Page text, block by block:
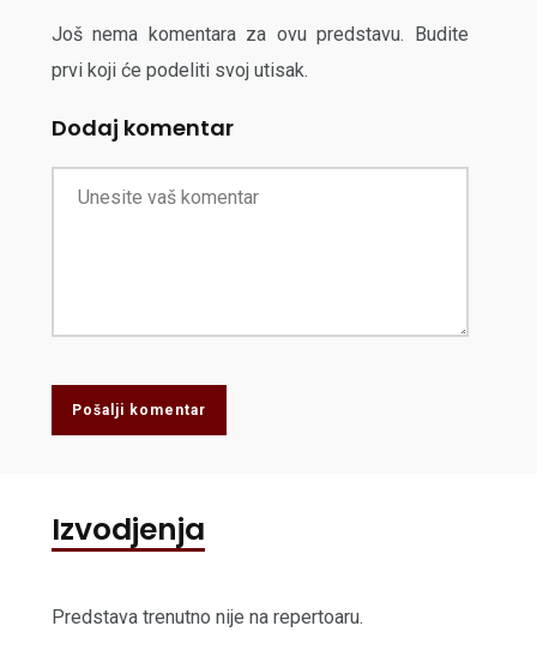
Još nema komentara za ovu predstavu. Budite
prvi koji će podeliti svoj utisak.
Dodaj komentar
Pošalji komentar
Izvodjenja
Predstava trenutno nije na repertoaru.